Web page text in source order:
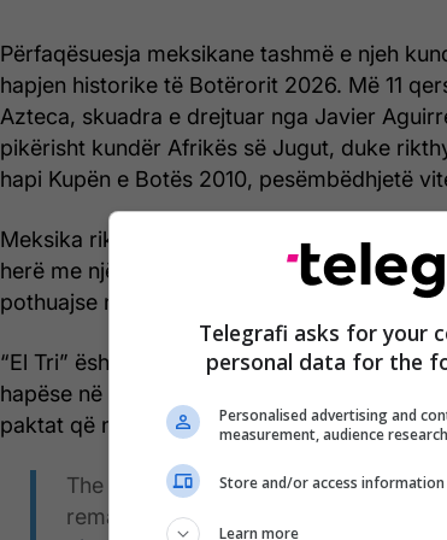
Përfaqësuesja meksikane tashmë e njeh
hapjen historike të Botërorit 2026. Më 11
Azteca, skuadra e drejtuar nga Javier
pikërisht kundër Afrikës së Jugut, duke
hapi Kupën e Botës 2010, pesëmbëdhjetë
Meksika rikthehet si protagonist i ndeshjes
herë me një mision urgjent: të thyejë
pothuajse një shekull.
“El Tri” është kombëtarja që ka luajtur më
hapëse në historinë e Botërorit, por
paktat që nuk ka regjistruar asnjë fitore.
The opening game of the 2026 World
rematch of the 2010 opener: Mexico
Telegrafi asks for your
personal data for the
Personalised advertising and
measurement, audience
Store and/or access information
Learn more